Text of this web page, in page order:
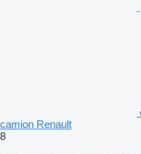
camion Renault
8